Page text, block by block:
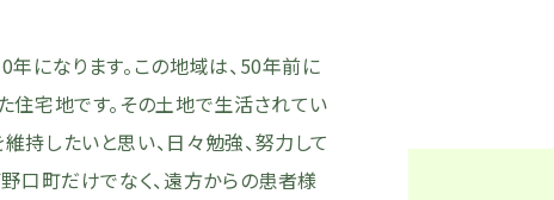
になります。この地域は、50年前に
住宅地です。その土地で生活されてい
持したいと思い、日々勉強、努力して
口町だけでなく、遠方からの患者様